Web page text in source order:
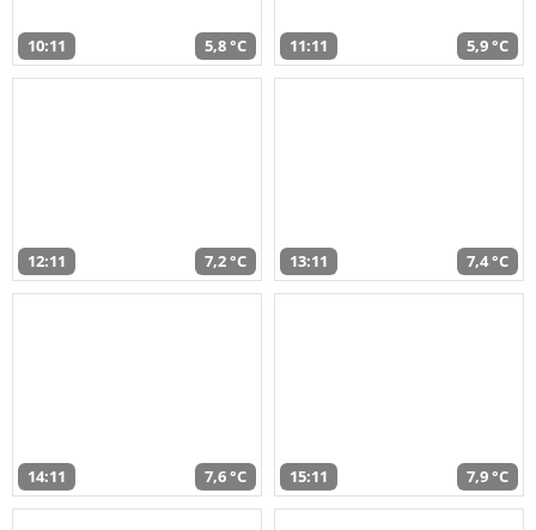
10:11 5,8 °C 11:11 5,9 °C
12:11 7,2 °C 13:11 7,4 °C
14:11 7,6 °C 15:11 7,9 °C